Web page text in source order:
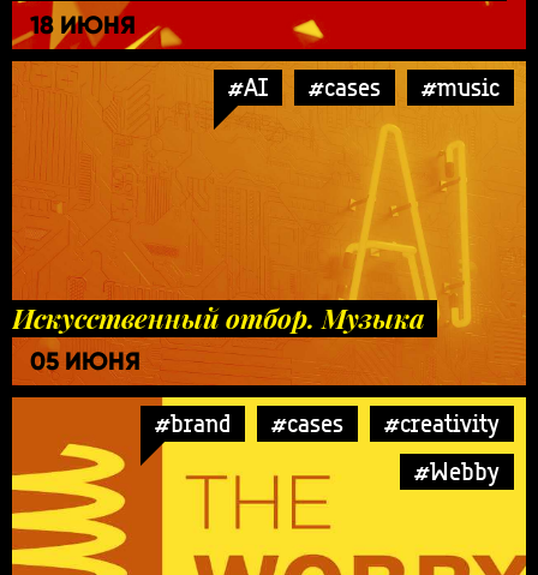
18 ИЮНЯ
#AI #cases #music
Искусственный отбор. Музыка
05 ИЮНЯ
#brand #cases
#creativity
#Webby